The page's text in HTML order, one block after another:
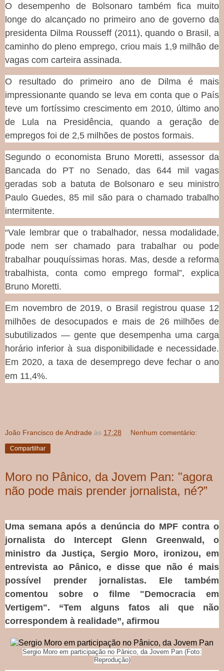
O desempenho de Bolsonaro também fica muito
longe do alcançado no primeiro ano de governo da
presidenta Dilma Rousseff (2011), quando o Brasil, a
caminho do pleno emprego, criou mais 1,9 milhão de
vagas com carteira assinada.
O resultado do primeiro ano de Dilma é mais
impressionante quando se leva em conta que o País
teve um fortíssimo crescimento em 2010, último ano
de Lula na Presidência, quando a geração de
empregos foi de 2,5 milhões de postos formais.
Segundo o economista Bruno Moretti, assessor da
Bancada do PT no Senado, das 644 mil vagas
geradas sob a batuta de Bolsonaro e seu ministro
Paulo Guedes, 85 mil são para o chamado trabalho
intermitente.
“Vale lembrar que o trabalhador, nessa modalidade,
pode nem ser chamado para trabalhar ou pode
trabalhar pouquíssimas horas. Mas, desde a reforma
trabalhista, conta como emprego formal”, explica
Bruno Moretti.
Em novembro de 2019, o Brasil registrou quase 12
milhões de desocupados e mais de 26 milhões de
subutilizados — gente que desempenha uma carga
horário inferior à sua disponibilidade e necessidade.
Em 2020, a taxa de desemprego deve fechar o ano
em 11,4%.
João Francisco de Andrade às 17:28 Nenhum comentário:
Compartilhar
Moro no Pânico, da Jovem Pan: "agora
não pode mais prender jornalista, né?”
Uma semana após a denúncia do MPF contra o
jornalista do Intercept Glenn Greenwald, o
ministro da Justiça, Sergio Moro, ironizou, em
entrevista ao Pânico, e disse que não é mais
possível prender jornalistas. Ele também
comentou sobre o filme "Democracia em
Vertigem". “Tem alguns fatos ali que não
correspondem à realidade”, afirmou
Sergio Moro em participação no Pânico, da Jovem Pan (Foto:
Reprodução)